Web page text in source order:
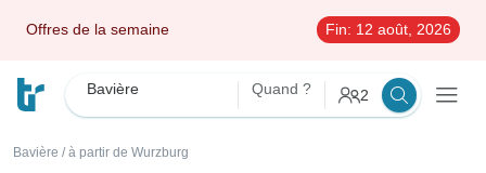
Offres de la semaine Fin: 12 août, 2026
Bavière Quand ? 2
Bavière / à partir de Wurzburg